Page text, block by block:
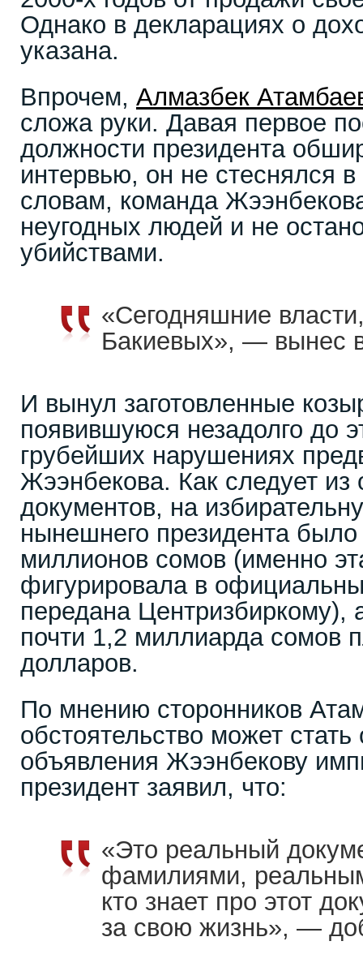
Однако в декларациях о
указана.
Впрочем, Алмазбек
сложа руки. Давая первое
должности президента
интервью, он не стеснялся
словам, команда
неугодных людей и не
убийствами.
«Сегодняшние
Бакиевых», — вынес
И вынул заготовленные
появившуюся незадолго до
грубейших нарушениях
Жээнбекова. Как следует из
документов, на
нынешнего президента
миллионов сомов (именно
фигурировала в
передана Центризбиркому),
почти 1,2 миллиарда сомов
долларов.
По мнению сторонников
обстоятельство может
объявления Жээнбекову
президент заявил, что:
«Это реальный
фамилиями,
кто знает про этот
за свою жизнь», —